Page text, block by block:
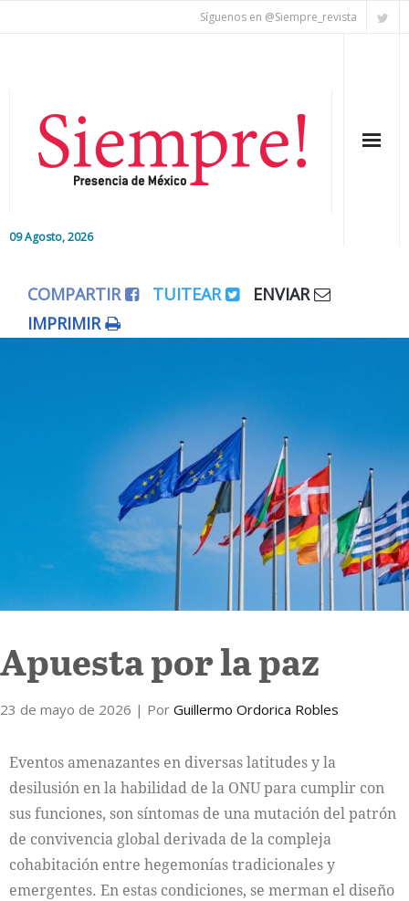
Síguenos en @Siempre_revista
09 Agosto, 2026
Editorial
COMPARTIR TUITEAR
ENVIAR
IMPRIMIR
Apuesta por la paz
23 de mayo de 2026 | Por Guillermo Ordorica Robles
Eventos amenazantes en diversas latitudes y la
desilusión en la habilidad de la ONU para cumplir con
sus funciones, son síntomas de una mutación del patrón
de convivencia global derivada de la compleja
cohabitación entre hegemonías tradicionales y
emergentes. En estas condiciones, se merman el diseño